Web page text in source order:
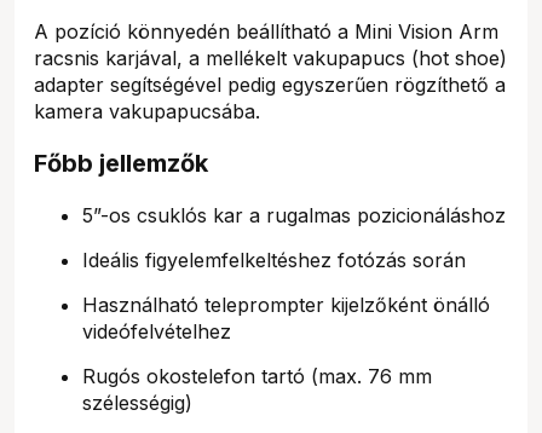
A pozíció könnyedén beállítható a Mini Vision Arm
racsnis karjával, a mellékelt vakupapucs (hot shoe)
adapter segítségével pedig egyszerűen rögzíthető a
kamera vakupapucsába.
Főbb jellemzők
5”-os csuklós kar a rugalmas pozicionáláshoz
Ideális figyelemfelkeltéshez fotózás során
Használható teleprompter kijelzőként önálló
videófelvételhez
Rugós okostelefon tartó (max. 76 mm
szélességig)